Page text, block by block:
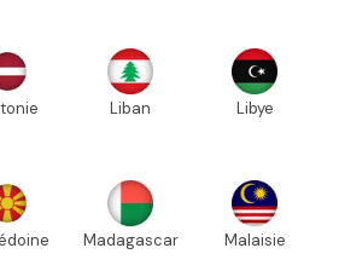
Liban Libye
Madagascar Malaisie